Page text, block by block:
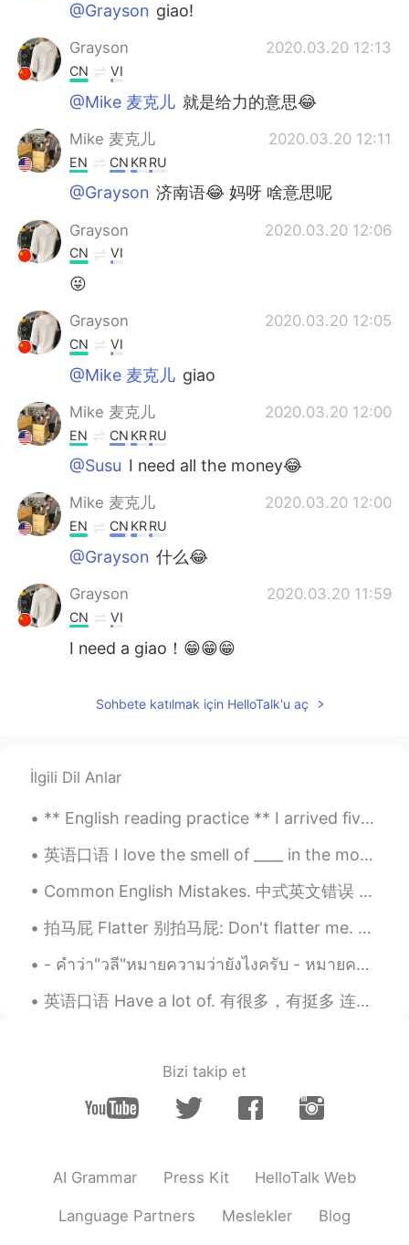
@Grayson giao!
Grayson 2020.03.20 12:13
CN VI
@Mike 麦克儿 就是给力的意思😂
Mike 麦克儿 2020.03.20 12:11
EN CN KRRU
@Grayson 济南语😂 妈呀 啥意思呢
Grayson 2020.03.20 12:06
CN VI
😜
Grayson 2020.03.20 12:05
CN VI
@Mike 麦克儿 giao
Mike 麦克儿 2020.03.20 12:00
EN CN KRRU
@Susu I need all the money😂
Mike 麦克儿 2020.03.20 12:00
EN CN KRRU
@Grayson 什么😂
Grayson 2020.03.20 11:59
CN VI
I need a giao！😁😁😁
EN
Mike 麦克儿
@悦悦 Livia😁😁
Mike 麦克儿 2020.03.20 11:43
EN CNKRRU
@Sunny💪💪💪💃
Mike 麦克儿 2020.03.20 11:43
@Sunup 💪
RU
@Jaun😂👊👊
James 2020.03.20 10:38
Sohbete katılmak için HelloTalk'u aç
İlgili Dil Anlar
** English reading practice ** I arrived five minutes past our scheduled time, in a rush and flu...
英语口语 I love the smell of ____ in the morning. 我超级喜欢早上的____味 J'aime l'odeur de ____ du matin. I...
Common English Mistakes. 中式英文错误 Achieve a good result. 这是啥 你大概想说 Be successful I want to be su...
拍马屁 Flatter 别拍马屁: Don't flatter me. Stop flattering me. Don't get sweet with me. Don't butte...
- คำว่า"วลี"หมายความว่ายังไงครับ - หมายความว่าคำหลายคำเรียงกัน แต่ยังไม่้เป็นประโยคครับ - อ้อ แปล...
英语口语 Have a lot of. 有很多，有挺多 连读havalotta I have a lot of money. 我有很多钱 I have a lot of experience...
Bizi takip et
AI Grammar Press Kit HelloTalk Web
Language Partners Meslekler Blog